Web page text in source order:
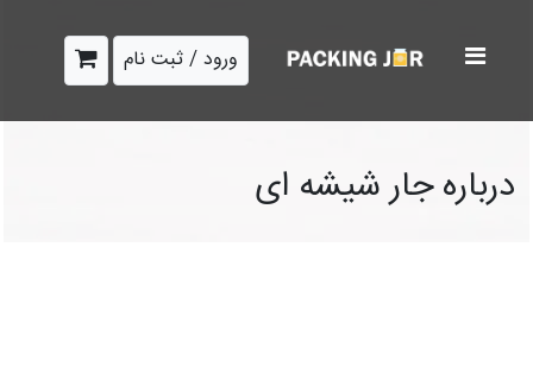
ورود / ثبت نام
درباره جار شیشه ای